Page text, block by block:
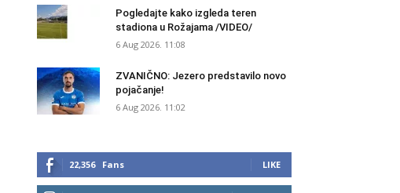
Pogledajte kako izgleda teren
stadiona u Rožajama /VIDEO/
6 Aug 2026. 11:08
ZVANIČNO: Jezero predstavilo novo
pojačanje!
6 Aug 2026. 11:02
22,356 Fans LIKE